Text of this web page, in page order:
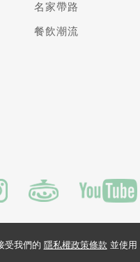
名家帶路
餐飲潮流
受我們的 隱私權政策條款 並使用